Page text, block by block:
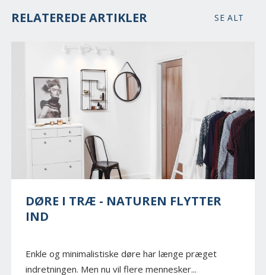
RELATEREDE ARTIKLER SE ALT
DØRE I TRÆ - NATUREN FLYTTER
IND
Enkle og minimalistiske døre har længe præget
indretningen. Men nu vil flere mennesker...